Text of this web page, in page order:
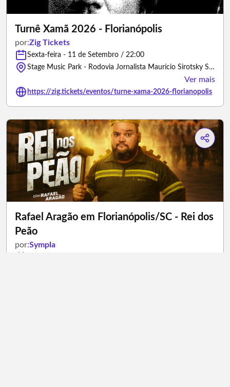
Turnê Xamã 2026 - Florianópolis
por:Zig Tickets
Sexta-feira - 11 de Setembro / 22:00
Stage Music Park - Rodovia Jornalista Maurício Sirotsky Sobrinho, 1050 - Jurerê, Florianópolis, SC - 88053-700 - Florianópolis/Santa Catarina
Ver mais
https://zig.tickets/eventos/turne-xama-2026-florianopolis
Rafael Aragão em Florianópolis/SC - Rei dos
Peão
por:Sympla